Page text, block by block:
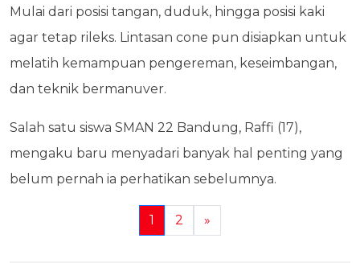
Mulai dari posisi tangan, duduk, hingga posisi kaki
agar tetap rileks. Lintasan cone pun disiapkan untuk
melatih kemampuan pengereman, keseimbangan,
dan teknik bermanuver.
Salah satu siswa SMAN 22 Bandung, Raffi (17),
mengaku baru menyadari banyak hal penting yang
belum pernah ia perhatikan sebelumnya.
1 2 »